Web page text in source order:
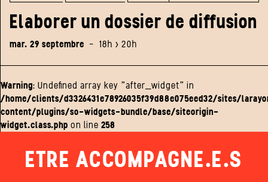
Elaborer un dossier de diffusion
mar. 29 septembre - 18h > 20h
Warning: Undefined array key "after_widget" in
/home/clients/d3326431e78926035f39d88e075eed32/sites/
content/plugins/so-widgets-bundle/base/siteorigin-
widget.class.php on line 258
ETRE ACCOMPAGNE.E.S